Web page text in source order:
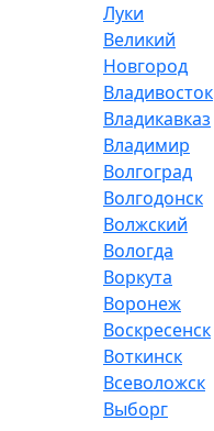
Луки
Великий
Новгород
Владивосток
Владикавказ
Владимир
Волгоград
Волгодонск
Волжский
Вологда
Воркута
Воронеж
Воскресенск
Воткинск
Всеволожск
Выборг